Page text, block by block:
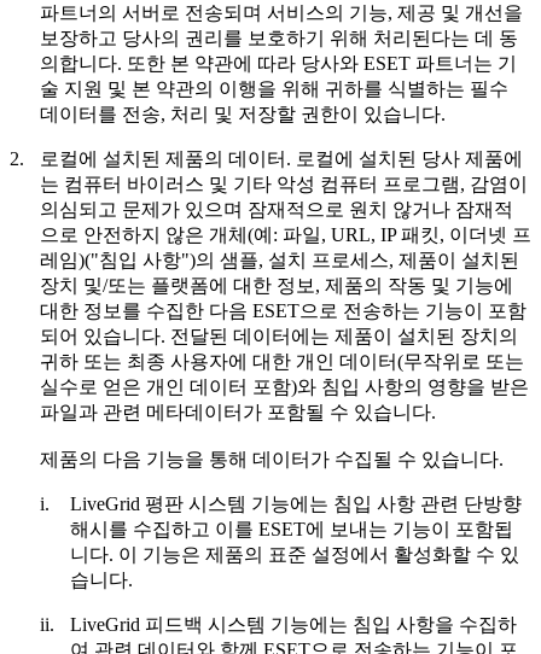
파트너의 서버로 전송되며 서비스의 기능, 제공 및 개선을
보장하고 당사의 권리를 보호하기 위해 처리된다는 데 동
의합니다. 또한 본 약관에 따라 당사와 ESET 파트너는 기
술 지원 및 본 약관의 이행을 위해 귀하를 식별하는 필수
데이터를 전송, 처리 및 저장할 권한이 있습니다.
2. 로컬에 설치된 제품의 데이터. 로컬에 설치된 당사 제품에
는 컴퓨터 바이러스 및 기타 악성 컴퓨터 프로그램, 감염이
의심되고 문제가 있으며 잠재적으로 원치 않거나 잠재적
으로 안전하지 않은 개체(예: 파일, URL, IP 패킷, 이더넷 프
레임)("침입 사항")의 샘플, 설치 프로세스, 제품이 설치된
장치 및/또는 플랫폼에 대한 정보, 제품의 작동 및 기능에
대한 정보를 수집한 다음 ESET으로 전송하는 기능이 포함
되어 있습니다. 전달된 데이터에는 제품이 설치된 장치의
귀하 또는 최종 사용자에 대한 개인 데이터(무작위로 또는
실수로 얻은 개인 데이터 포함)와 침입 사항의 영향을 받은
파일과 관련 메타데이터가 포함될 수 있습니다.
제품의 다음 기능을 통해 데이터가 수집될 수 있습니다.
i.
LiveGrid 평판 시스템 기능에는 침입 사항 관련 단방향
해시를 수집하고 이를 ESET에 보내는 기능이 포함됩
니다. 이 기능은 제품의 표준 설정에서 활성화할 수 있
습니다.
ii.
LiveGrid 피드백 시스템 기능에는 침입 사항을 수집하